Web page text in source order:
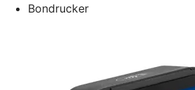
Bondrucker